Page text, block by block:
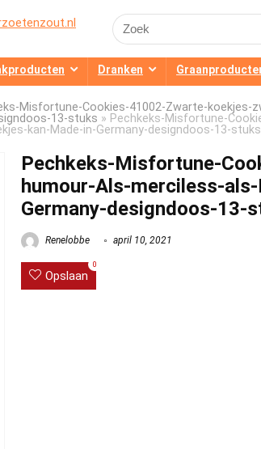
Search
for:
Dranken
Misfortune-Cookies-41002-Zwarte-
13-stuks » Pechkeks-Misfortune-
kan-Made-in-Germany-designdoos-13-stuks
Pechkeks-Misfortune-
humour-Als-merciless-
Germany-designdoos-13-
Renelobbe april 10, 2021
Opslaan
0